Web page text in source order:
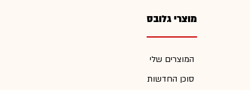
מוצרי גלובס
המוצרים שלי
סוכן החדשות